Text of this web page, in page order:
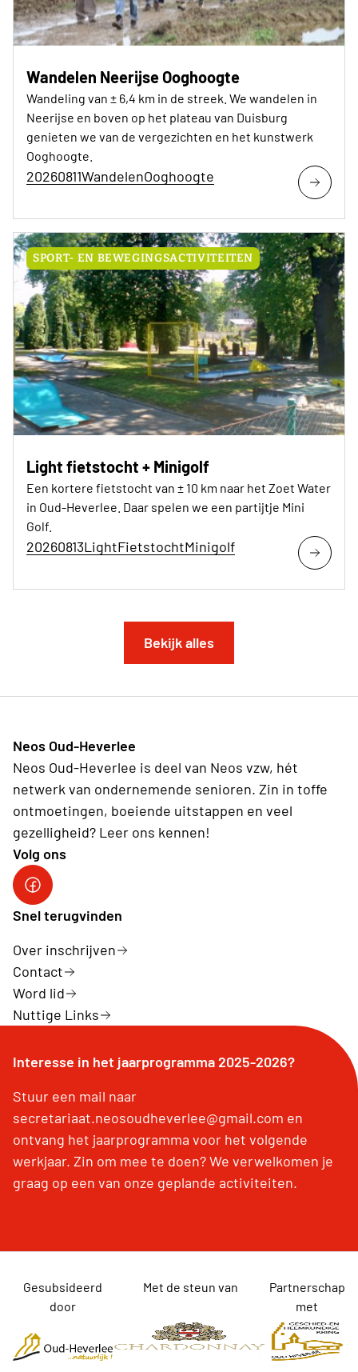
Wandelen Neerijse Ooghoogte
Wandeling van ± 6,4 km in de streek. We wandelen in
Neerijse en boven op het plateau van Duisburg
genieten we van de vergezichten en het kunstwerk
Ooghoogte.
20260811WandelenOoghoogte
SPORT- EN BEWEGINGSACTIVITEITEN
Light fietstocht + Minigolf
Een kortere fietstocht van ± 10 km naar het Zoet Water
in Oud-Heverlee. Daar spelen we een partijtje Mini
Golf.
20260813LightFietstochtMinigolf
Bekijk alles
Neos Oud-Heverlee
Neos Oud-Heverlee is deel van Neos vzw, hét
netwerk van ondernemende senioren. Zin in toffe
ontmoetingen, boeiende uitstappen en veel
gezelligheid? Leer ons kennen!
Volg ons
Facebook
Snel terugvinden
Over inschrijven
Contact
Word lid
Nuttige Links
Interesse in het jaarprogramma 2025-2026?
Stuur een mail naar
secretariaat.neosoudheverlee@gmail.com en
ontvang het jaarprogramma voor het volgende
werkjaar. Zin om mee te doen? We verwelkomen je
graag op een van onze geplande activiteiten.
Gesubsideerd
door
Met de steun van
Partnerschap
met